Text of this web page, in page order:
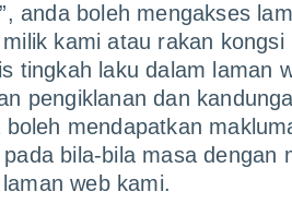
anda boleh mengakses
kami atau rakan kongsi
tingkah laku dalam laman
pengiklanan dan
mendapatkan
bila-bila masa dengan
web kami.
Bolivia
meteored.com.bo
Jerman
daswetter.com
Amerika Syarikat
theweather.com
Belanda
tameteo.nl
Rusia
pogoda.com